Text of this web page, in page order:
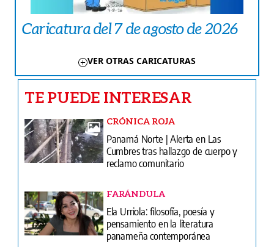
Caricatura del 7 de agosto de 2026
VER OTRAS CARICATURAS
TE PUEDE INTERESAR
CRÓNICA ROJA
Panamá Norte | Alerta en Las
Cumbres tras hallazgo de cuerpo y
reclamo comunitario
FARÁNDULA
Ela Urriola: filosofía, poesía y
pensamiento en la literatura
panameña contemporánea